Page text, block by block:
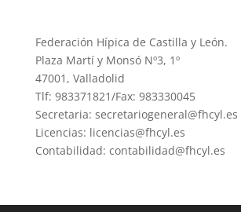
Federación Hípica de Castilla y León.
Plaza Martí y Monsó Nº3, 1º
47001, Valladolid
Tlf: 983371821/Fax: 983330045
Secretaria: secretariogeneral@fhcyl.es
Licencias: licencias@fhcyl.es
Contabilidad: contabilidad@fhcyl.es